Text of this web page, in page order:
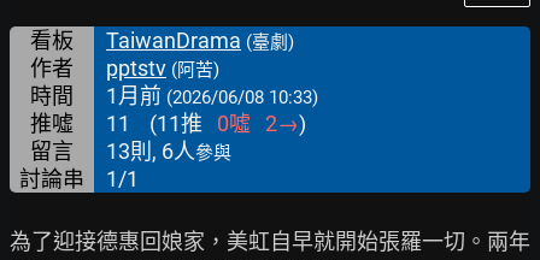
看板 TaiwanDrama (臺劇)
作者 pptstv (阿苦)
時間 1月前 (2026/06/08 10:33)
推噓 11 (11推 0噓 2→)
留言
13則, 6人參與
討論串 1/1
為了迎接德惠回娘家，美虹自早就開始張羅一切。兩年